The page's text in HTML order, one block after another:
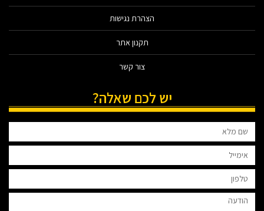
הצהרת נגישות
תקנון אתר
צור קשר
יש לכם שאלה?